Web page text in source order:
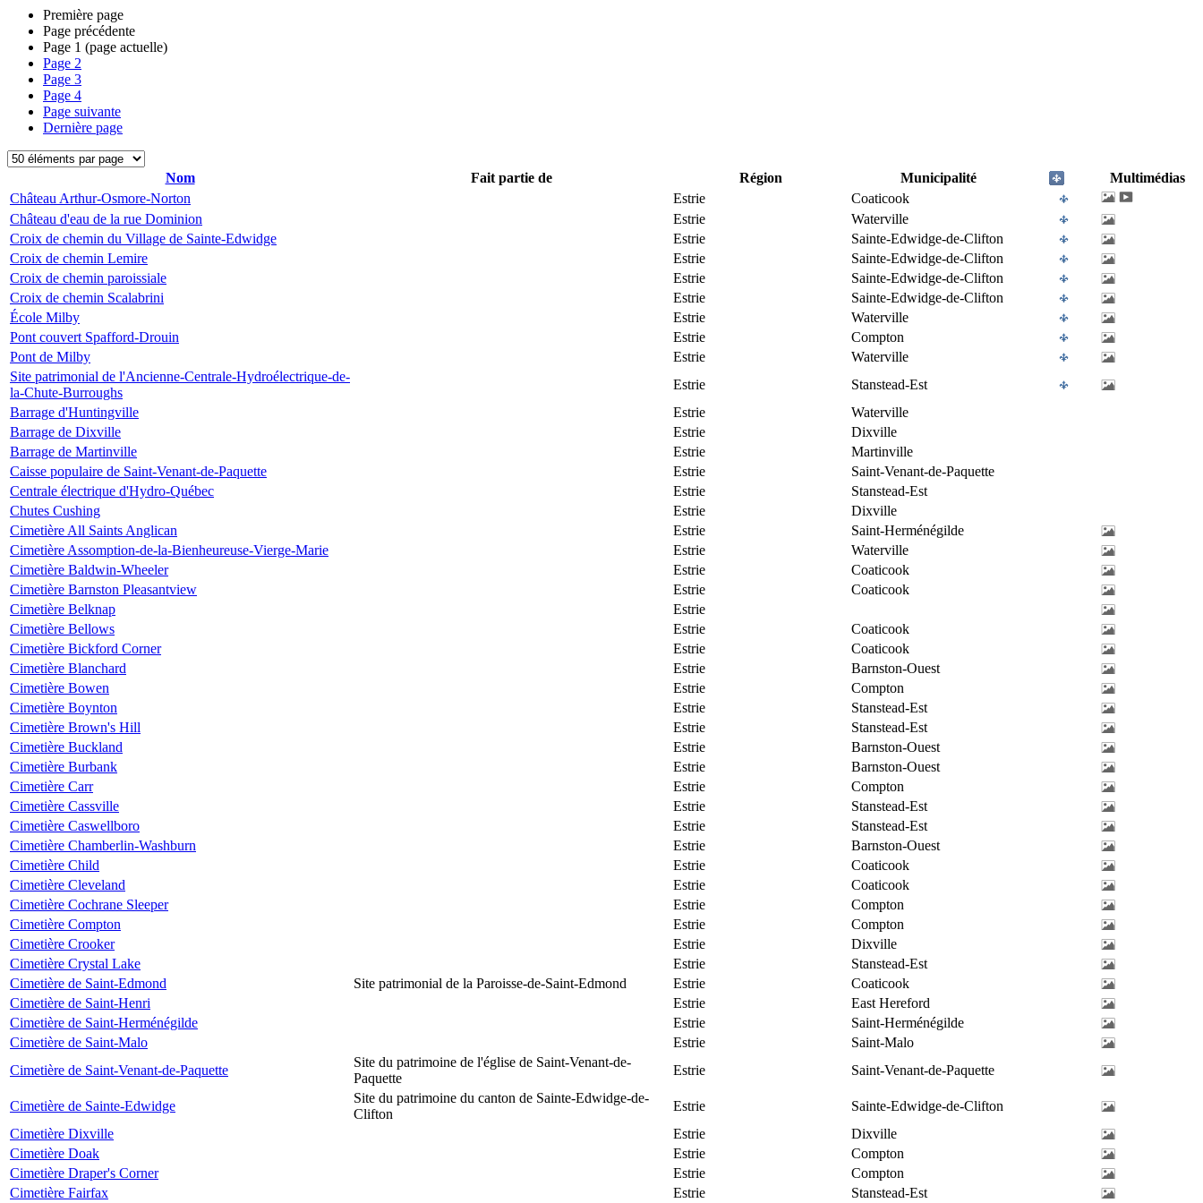
Première page
Page précédente
Page 1 (page actuelle)
Page 2
Page 3
Page 4
Page suivante
Dernière page
Nom Fait partie de Région Municipalité
Multimédias
Château Arthur-Osmore-Norton
Estrie
Coaticook
Château d'eau de la rue Dominion
Estrie
Waterville
Croix de chemin du Village de Sainte-Edwidge
Estrie
Sainte-Edwidge-de-Clifton
Croix de chemin Lemire
Estrie
Sainte-Edwidge-de-Clifton
Croix de chemin paroissiale
Estrie
Sainte-Edwidge-de-Clifton
Croix de chemin Scalabrini
Estrie
Sainte-Edwidge-de-Clifton
École Milby
Estrie
Waterville
Pont couvert Spafford-Drouin
Estrie
Compton
Pont de Milby
Estrie
Waterville
Site patrimonial de l'Ancienne-Centrale-Hydroélectrique-de-
la-Chute-Burroughs
Estrie
Stanstead-Est
Barrage d'Huntingville
Estrie
Waterville
Barrage de Dixville
Estrie
Dixville
Barrage de Martinville
Estrie
Martinville
Caisse populaire de Saint-Venant-de-Paquette
Estrie
Saint-Venant-de-Paquette
Centrale électrique d'Hydro-Québec
Estrie
Stanstead-Est
Chutes Cushing
Estrie
Dixville
Cimetière All Saints Anglican
Estrie
Saint-Herménégilde
Cimetière Assomption-de-la-Bienheureuse-Vierge-Marie
Estrie
Waterville
Cimetière Baldwin-Wheeler
Estrie
Coaticook
Cimetière Barnston Pleasantview
Estrie
Coaticook
Cimetière Belknap
Estrie
Cimetière Bellows
Estrie
Coaticook
Cimetière Bickford Corner
Estrie
Coaticook
Cimetière Blanchard
Estrie
Barnston-Ouest
Cimetière Bowen
Estrie
Compton
Cimetière Boynton
Estrie
Stanstead-Est
Cimetière Brown's Hill
Estrie
Stanstead-Est
Cimetière Buckland
Estrie
Barnston-Ouest
Cimetière Burbank
Estrie
Barnston-Ouest
Cimetière Carr
Estrie
Compton
Cimetière Cassville
Estrie
Stanstead-Est
Cimetière Caswellboro
Estrie
Stanstead-Est
Cimetière Chamberlin-Washburn
Estrie
Barnston-Ouest
Cimetière Child
Estrie
Coaticook
Cimetière Cleveland
Estrie
Coaticook
Cimetière Cochrane Sleeper
Estrie
Compton
Cimetière Compton
Estrie
Compton
Cimetière Crooker
Estrie
Dixville
Cimetière Crystal Lake
Estrie
Stanstead-Est
Cimetière de Saint-Edmond
Site patrimonial de la Paroisse-de-Saint-Edmond Estrie
Coaticook
Cimetière de Saint-Henri
Estrie
East Hereford
Cimetière de Saint-Herménégilde
Estrie
Saint-Herménégilde
Cimetière de Saint-Malo
Estrie
Saint-Malo
Cimetière de Saint-Venant-de-Paquette
Site du patrimoine de l'église de Saint-Venant-de-
Paquette
Estrie Saint-Venant-de-Paquette
Cimetière de Sainte-Edwidge
Site du patrimoine du canton de Sainte-Edwidge-de-
Clifton
Estrie
Sainte-Edwidge-de-Clifton
Cimetière Dixville
Estrie
Dixville
Cimetière Doak
Estrie
Compton
Cimetière Draper's Corner
Estrie
Compton
Cimetière Fairfax
Estrie Stanstead-Est